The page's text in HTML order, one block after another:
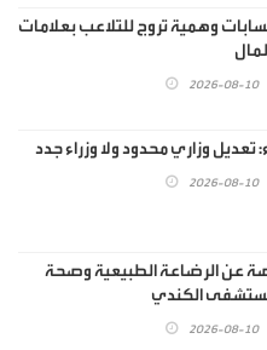
وهمية تروج للتلاعب بعلامات
2026-08-10
تعديل وزاري محدود ولا وزراء جدد
2026-08-10
عن الرضاعة الطبيعية وصحة
الكندي
2026-08-10